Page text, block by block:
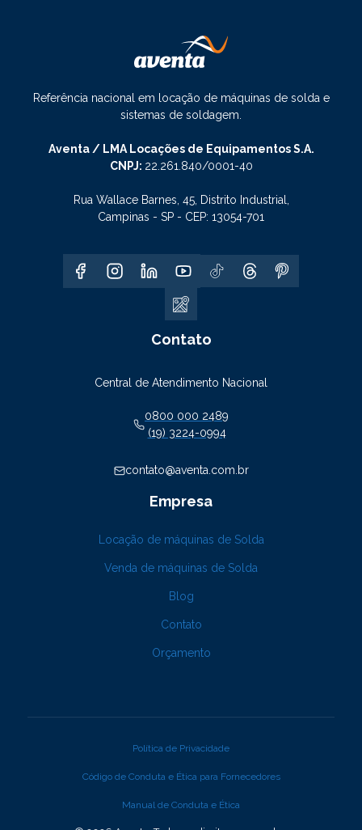
Referência nacional em locação de máquinas de solda e
sistemas de soldagem.
Aventa / LMA Locações de Equipamentos S.A.
CNPJ: 22.261.840/0001-40
Rua Wallace Barnes, 45, Distrito Industrial,
Campinas - SP - CEP: 13054-701
Contato
Central de Atendimento Nacional
0800 000 2489
(19) 3224-0994
contato@aventa.com.br
Empresa
Locação de máquinas de Solda
Venda de máquinas de Solda
Blog
Contato
Orçamento
Política de Privacidade
Código de Conduta e Ética para Fornecedores
Manual de Conduta e Ética